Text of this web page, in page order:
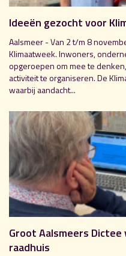
Ideeën gezocht voor
Aalsmeer - Van 2 t/m 8
Klimaatweek. Inwoners,
opgeroepen om mee te
activiteit te organiseren. De
waarbij aandacht...
Groot Aalsmeers
raadhuis